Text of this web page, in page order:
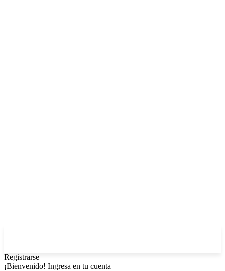
Registrarse
¡Bienvenido! Ingresa en tu cuenta